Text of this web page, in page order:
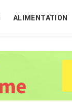
ALIMENTATION